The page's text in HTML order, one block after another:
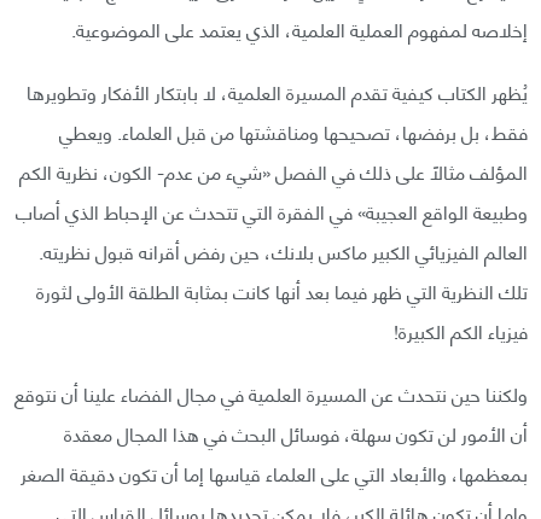
إخلاصه لمفهوم العملية العلمية، الذي يعتمد على الموضوعية.
يُظهر الكتاب كيفية تقدم المسيرة العلمية، لا بابتكار الأفكار وتطويرها
فقط، بل برفضها، تصحيحها ومناقشتها من قبل العلماء. ويعطي
المؤلف مثالًا على ذلك في الفصل «شيء من عدم- الكون، نظرية الكم
وطبيعة الواقع العجيبة» في الفقرة التي تتحدث عن الإحباط الذي أصاب
العالم الفيزيائي الكبير ماكس بلانك، حين رفض أقرانه قبول نظريته.
تلك النظرية التي ظهر فيما بعد أنها كانت بمثابة الطلقة الأولى لثورة
فيزياء الكم الكبيرة!
ولكننا حين نتحدث عن المسيرة العلمية في مجال الفضاء علينا أن نتوقع
أن الأمور لن تكون سهلة، فوسائل البحث في هذا المجال معقدة
بمعظمها، والأبعاد التي على العلماء قياسها إما أن تكون دقيقة الصغر